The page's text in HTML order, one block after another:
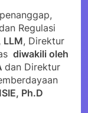
Regulasi
LLM, Direktur
diwakili oleh
dan Direktur
Ph.D